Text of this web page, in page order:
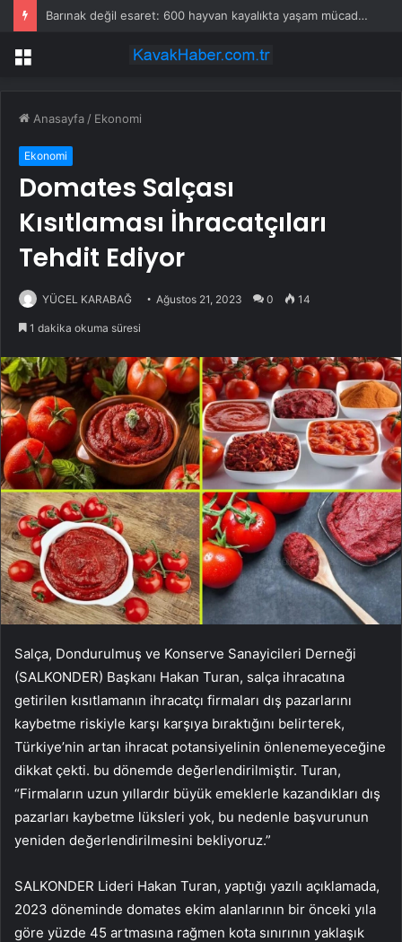
Barınak değil esaret: 600 hayvan kayalıkta yaşam mücadelesi veriyor”
Menü
Anasayfa / Ekonomi
Ekonomi
Domates Salçası
Kısıtlaması İhracatçıları
Tehdit Ediyor
YÜCEL KARABAĞ Ağustos 21, 2023 0 14
1 dakika okuma süresi
Salça, Dondurulmuş ve Konserve Sanayicileri Derneği
(SALKONDER) Başkanı Hakan Turan, salça ihracatına
getirilen kısıtlamanın ihracatçı firmaları dış pazarlarını
kaybetme riskiyle karşı karşıya bıraktığını belirterek,
Türkiye’nin artan ihracat potansiyelinin önlenemeyeceğine
dikkat çekti. bu dönemde değerlendirilmiştir. Turan,
“Firmaların uzun yıllardır büyük emeklerle kazandıkları dış
pazarları kaybetme lüksleri yok, bu nedenle başvurunun
yeniden değerlendirilmesini bekliyoruz.”
SALKONDER Lideri Hakan Turan, yaptığı yazılı açıklamada,
2023 döneminde domates ekim alanlarının bir önceki yıla
göre yüzde 45 artmasına rağmen kota sınırının yaklaşık